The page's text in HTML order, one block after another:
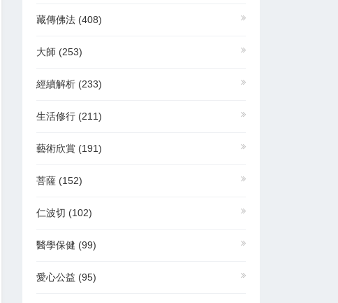
藏傳佛法 (408)
大師 (253)
經續解析 (233)
生活修行 (211)
藝術欣賞 (191)
菩薩 (152)
仁波切 (102)
醫學保健 (99)
愛心公益 (95)